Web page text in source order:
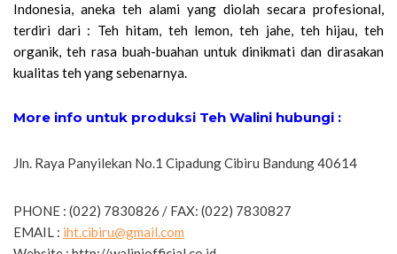
Indonesia, aneka teh alami yang diolah secara profesional,
terdiri dari : Teh hitam, teh lemon, teh jahe, teh hijau, teh
organik, teh rasa buah-buahan untuk dinikmati dan dirasakan
kualitas teh yang sebenarnya.
More info untuk produksi Teh Walini hubungi :
Jln. Raya Panyilekan No.1 Cipadung Cibiru Bandung 40614
PHONE : (022) 7830826 / FAX: (022) 7830827
EMAIL : iht.cibiru@gmail.com